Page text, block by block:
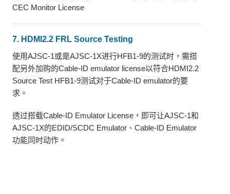
CEC Monitor License
7. HDMI2.2 FRL Source Testing
使用AJSC-1或是AJSC-1X进行HFB1-9的测试时，需搭
配另外加购的Cable-ID emulator license以符合HDMI2.2
Source Test HFB1-9测试对于Cable-ID emulator的要
求。
透过搭载Cable-ID Emulator License，即可让AJSC-1和
AJSC-1X的EDID/SCDC Emulator、Cable-ID Emulator
功能同时动作。